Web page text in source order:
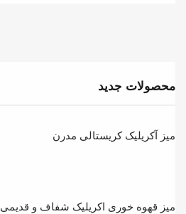
محصولات جدید
میز آکریلیک کریستالی مدرن
میز قهوه خوری اکریلیک شفاف و قدیمی